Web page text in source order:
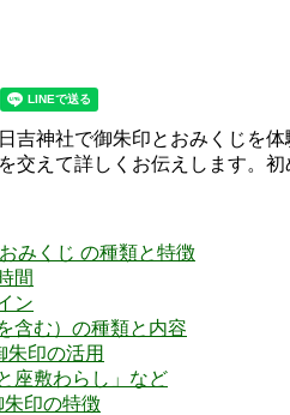
吉神社で御朱印とおみくじを
交えて詳しくお伝えします。
みくじ の種類と特徴
間
ン
含む）の種類と内容
朱印の活用
座敷わらし」など
朱印の特徴